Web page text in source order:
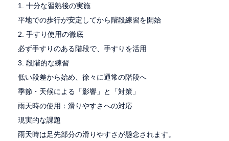
1. 十分な習熟後の実施
平地での歩行が安定してから階段練習を開始
2. 手すり使用の徹底
必ず手すりのある階段で、手すりを活用
3. 段階的な練習
低い段差から始め、徐々に通常の階段へ
季節・天候による「影響」と「対策」
雨天時の使用：滑りやすさへの対応
現実的な課題
雨天時は足先部分の滑りやすさが懸念されます。